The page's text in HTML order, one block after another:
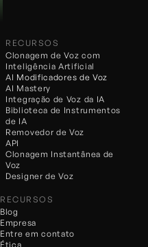
RECURSOS
Clonagem de Voz com
Inteligência Artificial
Integração de Voz da IA
AI Modificadores de Voz
AI Mastery
Biblioteca de Instrumentos
de IA
Removedor de Voz
API
Clonagem Instantânea de
Voz
Designer de Voz
RECURSOS
Blog
Empresa
Entre em contato
Ética